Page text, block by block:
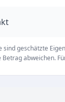
Montag bis
sind geschätzte
abweichen.